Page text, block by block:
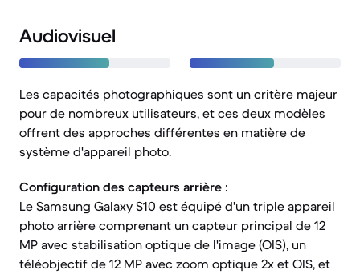
Audiovisuel
Les capacités photographiques sont un critère majeur
pour de nombreux utilisateurs, et ces deux modèles
offrent des approches différentes en matière de
système d'appareil photo.
Configuration des capteurs arrière :
Le Samsung Galaxy S10 est équipé d'un triple appareil
photo arrière comprenant un capteur principal de 12
MP avec stabilisation optique de l'image (OIS), un
téléobjectif de 12 MP avec zoom optique 2x et OIS, et